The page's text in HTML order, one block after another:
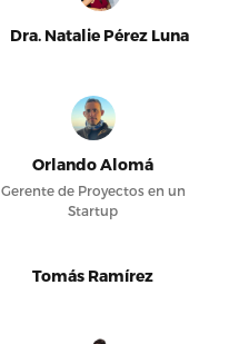
Dra. Natalie Pérez Luna
Orlando Alomá
Gerente de Proyectos en un
Startup
Tomás Ramírez